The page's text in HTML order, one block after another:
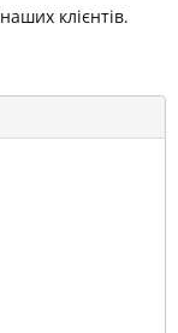
клієнтів.